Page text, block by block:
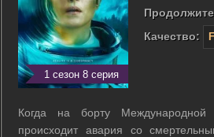
1 сезон 8 серия
Качество:
Когда на борту Международной
происходит авария со